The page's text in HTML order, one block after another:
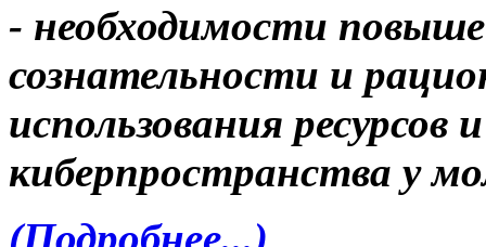
- необходимости
сознательности и
использования
киберпространства у
(Подробнее...)